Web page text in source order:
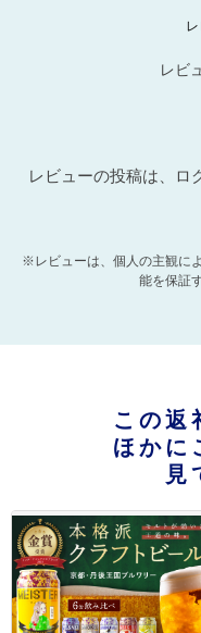
レビ
レビューの投稿は、ロ
※レビューは、個人の主観に
能を保証
この返
ほかに
見